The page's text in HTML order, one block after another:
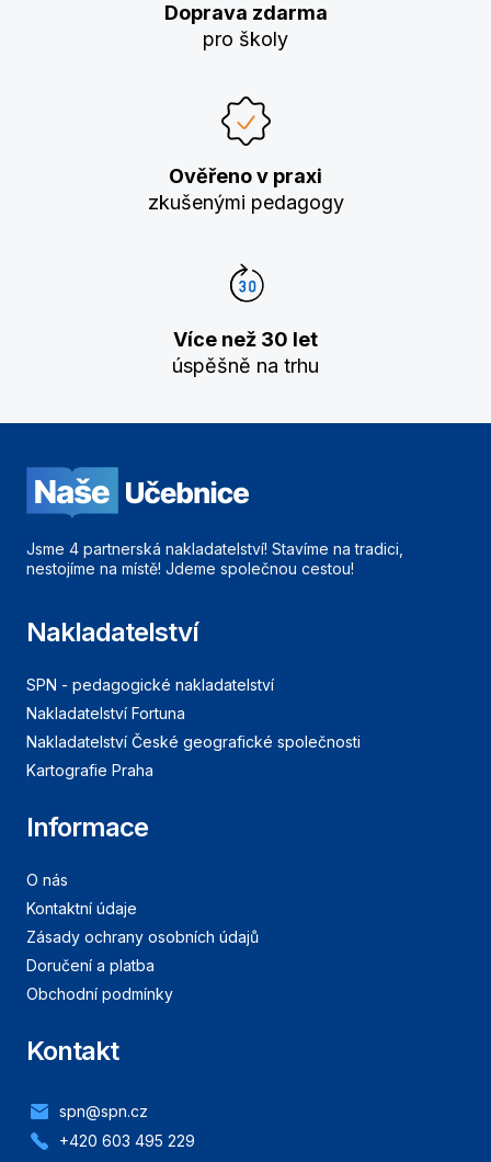
Doprava zdarma
pro školy
Ověřeno v praxi
zkušenými pedagogy
Více než 30 let
úspěšně na trhu
Jsme 4 partnerská nakladatelství! Stavíme na tradici,
nestojíme na místě! Jdeme společnou cestou!
Nakladatelství
SPN - pedagogické nakladatelství
Nakladatelství Fortuna
Nakladatelství České geografické společnosti
Kartografie Praha
Informace
O nás
Kontaktní údaje
Zásady ochrany osobních údajů
Doručení a platba
Obchodní podmínky
Kontakt
spn@spn.cz
+420 603 495 229